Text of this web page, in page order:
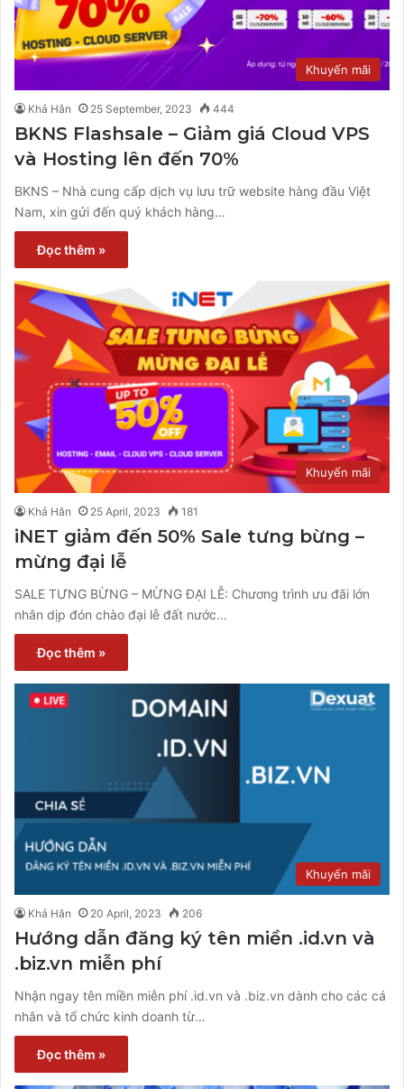
Khuyến mãi
Khả Hân 25 September, 2023 444
BKNS Flashsale – Giảm giá Cloud VPS
và Hosting lên đến 70%
BKNS – Nhà cung cấp dịch vụ lưu trữ website hàng đầu Việt
Nam, xin gửi đến quý khách hàng…
Đọc thêm »
Khuyến mãi
Khả Hân 25 April, 2023 181
iNET giảm đến 50% Sale tưng bừng –
mừng đại lễ
SALE TƯNG BỪNG – MỪNG ĐẠI LỄ: Chương trình ưu đãi lớn
nhân dịp đón chào đại lễ đất nước…
Đọc thêm »
Khuyến mãi
Khả Hân 20 April, 2023 206
Hướng dẫn đăng ký tên miền .id.vn và
.biz.vn miễn phí
Nhận ngay tên miền miễn phí .id.vn và .biz.vn dành cho các cá
nhân và tổ chức kinh doanh từ…
Đọc thêm »